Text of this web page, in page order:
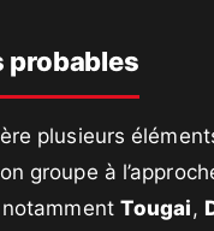
probables
plusieurs
groupe à
Tougai,